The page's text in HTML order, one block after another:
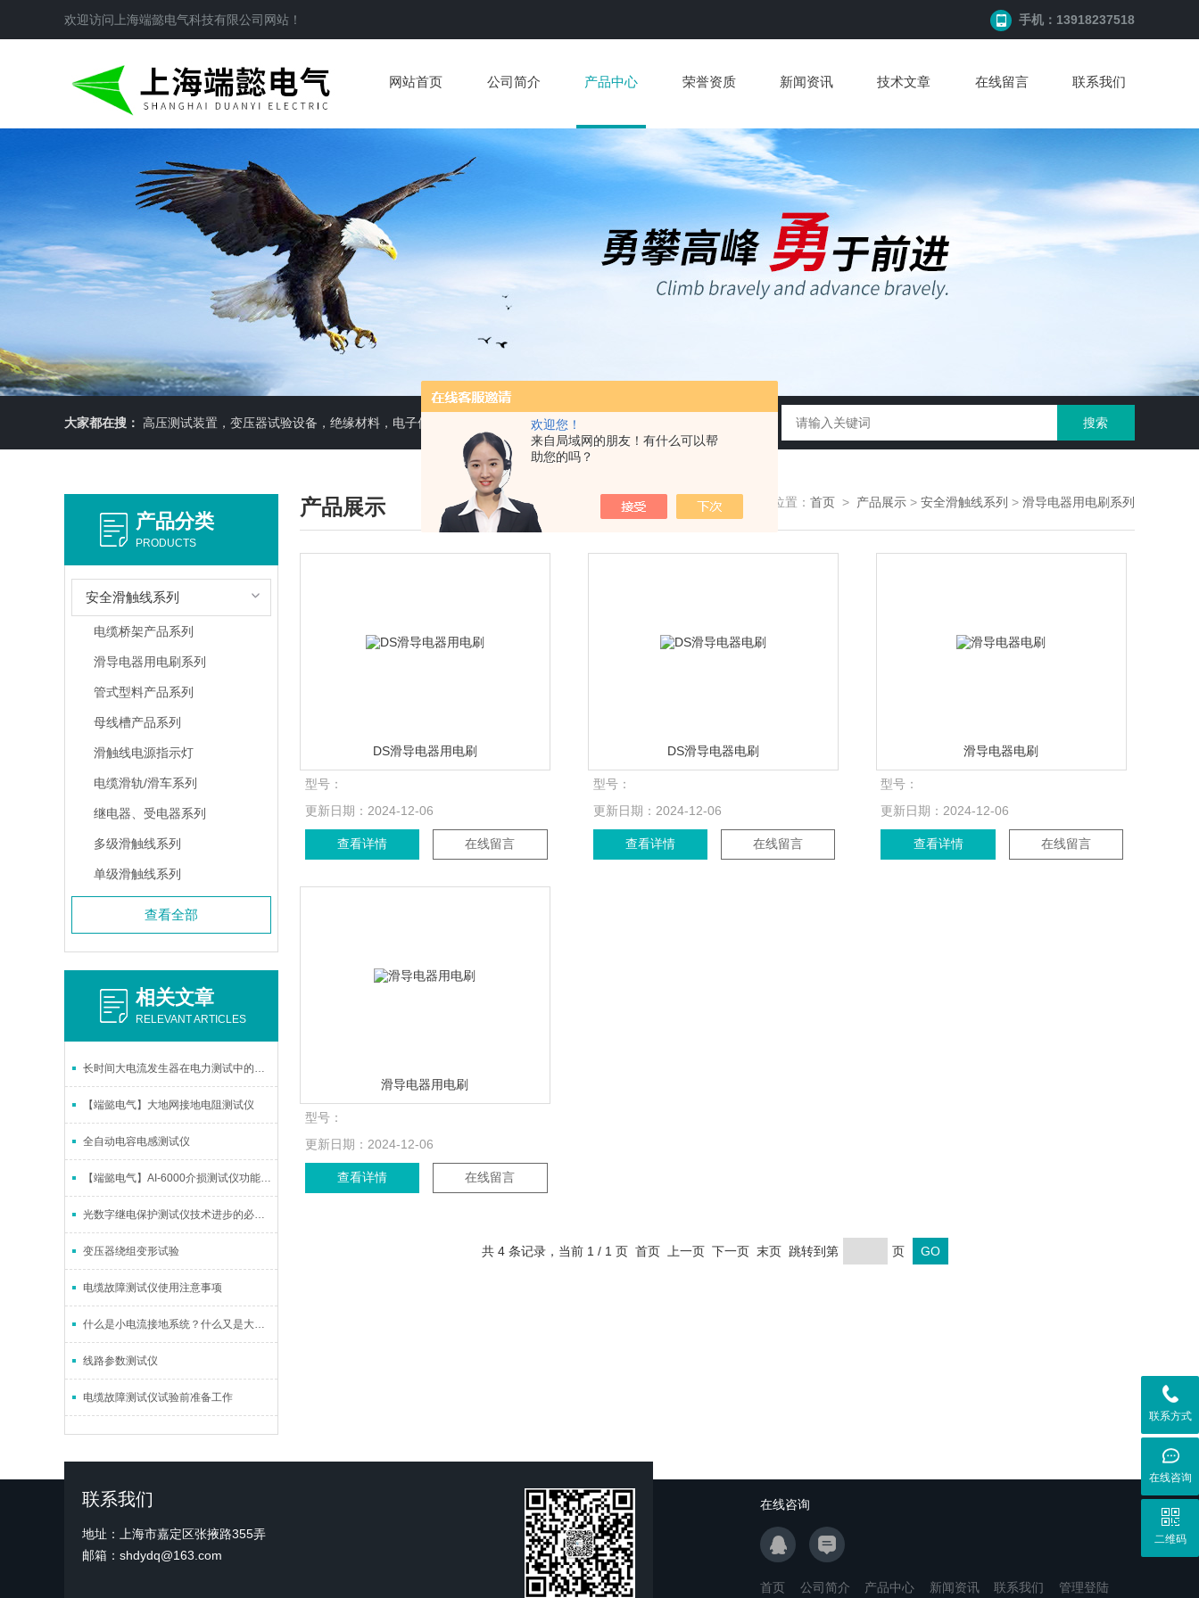
欢迎您！
来自局域网的朋友！有什么可以帮
助您的吗？
欢迎访问 上海端懿电气科技有限公司 网站！ 手机：13918237518
网站首页 公司简介 产品中心 荣誉资质 新闻资讯 技术文章 在线留言 联系我们
大家都在搜： 高压测试装置，变压器试验设备，绝缘材料，电子仪器仪表
产品分类
PRODUCTS
安全滑触线系列
电缆桥架产品系列
滑导电器用电刷系列
管式型料产品系列
母线槽产品系列
滑触线电源指示灯
电缆滑轨/滑车系列
继电器、受电器系列
多级滑触线系列
单级滑触线系列
查看全部
相关文章
RELEVANT ARTICLES
长时间大电流发生器在电力测试中的应用
【端懿电气】大地网接地电阻测试仪
全自动电容电感测试仪
【端懿电气】AI-6000介损测试仪功能简介
光数字继电保护测试仪技术进步的必然性
变压器绕组变形试验
电缆故障测试仪使用注意事项
什么是小电流接地系统？什么又是大电流接地系统？
线路参数测试仪
电缆故障测试仪试验前准备工作
产品展示 您现在的位置： 首页 > 产品展示 > 安全滑触线系列 > 滑导电器用电刷系列
DS滑导电器用电刷
型号：
更新日期： 2024-12-06
查看详情 在线留言
DS滑导电器电刷
型号：
更新日期： 2024-12-06
查看详情 在线留言
滑导电器电刷
型号：
更新日期： 2024-12-06
查看详情 在线留言
滑导电器用电刷
型号：
更新日期： 2024-12-06
查看详情 在线留言
共 4 条记录，当前 1 / 1 页 首页 上一页 下一页 末页 跳转到第 页
联系我们
地址：上海市嘉定区张掖路355弄
邮箱：shdydq@163.com
在线咨询
首页 公司简介 产品中心 新闻资讯 联系我们 管理登陆
联系方式
在线咨询
二维码